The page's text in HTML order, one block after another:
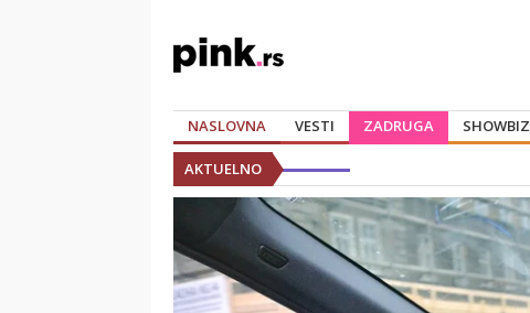
NASLOVNA VESTI ZADRUGA SHOWBIZ
AKTUELNO